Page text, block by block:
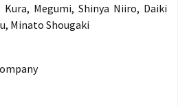
Megumi, Shinya Niiro, Daiki
Minato Shougaki